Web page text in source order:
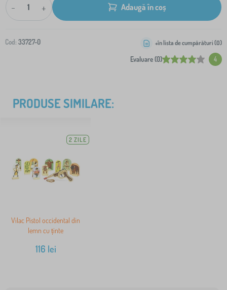
- + Adaugă în coș
Cod: 33727-0
Evaluare (0) 4
+în lista de cumpărături (0)
PRODUSE SIMILARE:
2 ZILE
Vilac Pistol occidental din
lemn cu ținte
116 lei